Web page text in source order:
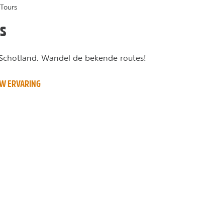
Wandel de bekende routes!
ERVARING